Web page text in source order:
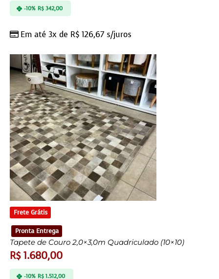
Em até 3x de R$ 126,67 s/juros
-10% R$342,00
Frete Grátis
Pronta Entrega
Tapete de Couro 2,0×3,0m Quadriculado (10×10)
R$1.680,00
-10% R$1.512,00